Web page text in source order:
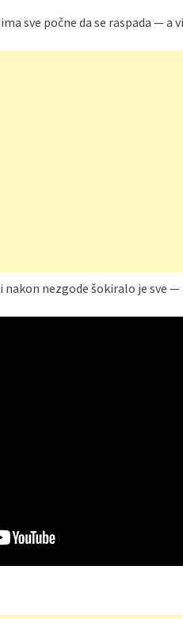
sve počne da se raspada — a
nezgode šokiralo je sve